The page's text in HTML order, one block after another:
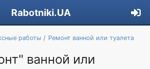
Rabotniki.UA
работы Ремонт ванной или туалета
ванной или